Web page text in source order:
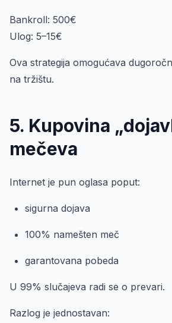
Bankroll: 500€
Ulog: 5–15€
Ova strategija omogućava
na tržištu.
5. Kupovina
mečeva
Internet je pun oglasa poput:
sigurna dojava
100% namešten meč
garantovana pobeda
U 99% slučajeva radi se o prevari.
Razlog je jednostavan: